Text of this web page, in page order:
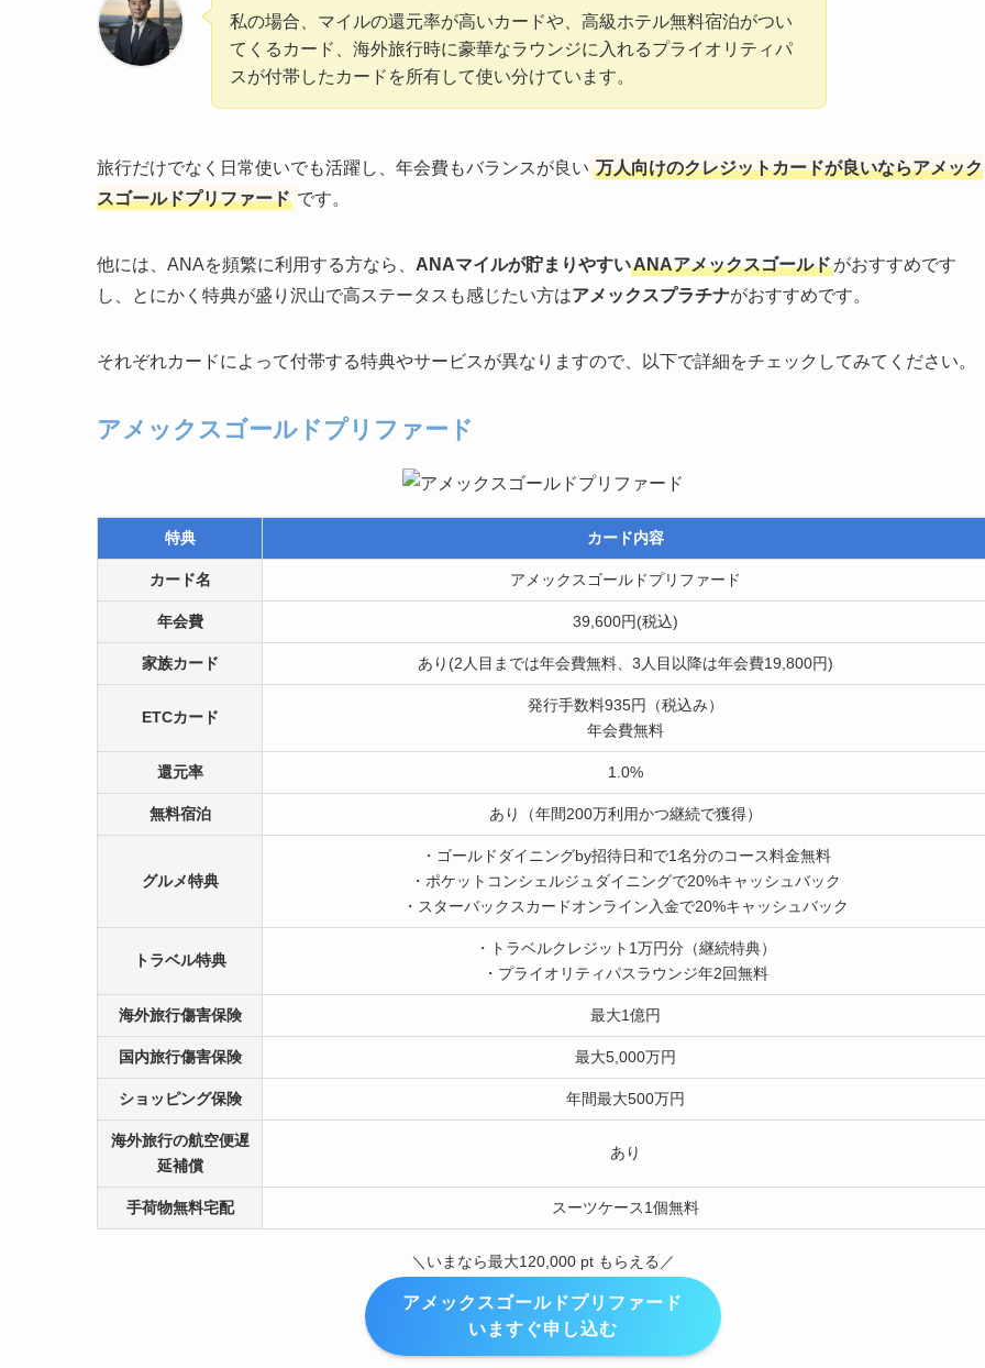
私の場合、マイルの還元率が高いカードや、高級ホテル無料宿泊がつい
てくるカード、海外旅行時に豪華なラウンジに入れるプライオリティパ
スが付帯したカードを所有して使い分けています。
旅行だけでなく日常使いでも活躍し、年会費もバランスが良い 万人向けのクレジットカードが良いならアメック
スゴールドプリファード です。
他には、ANAを頻繁に利用する方なら、 ANAマイルが貯まりやすいANAアメックスゴールドがおすすめです
し、とにかく特典が盛り沢山で高ステータスも感じたい方はアメックスプラチナがおすすめです。
それぞれカードによって付帯する特典やサービスが異なりますので、以下で詳細をチェックしてみてください。
アメックスゴールドプリファード
特典 カード内容
カード名 アメックスゴールドプリファード
年会費 39,600円(税込)
家族カード あり(2人目までは年会費無料、3人目以降は年会費19,800円)
ETCカード
発行手数料935円（税込み）
年会費無料
還元率 1.0%
無料宿泊 あり（年間200万利用かつ継続で獲得）
グルメ特典
・ゴールドダイニングby招待日和で1名分のコース料金無料
・ポケットコンシェルジュダイニングで20%キャッシュバック
・スターバックスカードオンライン入金で20%キャッシュバック
トラベル特典
・トラベルクレジット1万円分（継続特典）
・プライオリティパスラウンジ年2回無料
海外旅行傷害保険 最大1億円
国内旅行傷害保険 最大5,000万円
ショッピング保険 年間最大500万円
海外旅行の航空便遅
延補償
あり
手荷物無料宅配 スーツケース1個無料
＼いまなら最大120,000 pt もらえる／
アメックスゴールドプリファード
いますぐ申し込む